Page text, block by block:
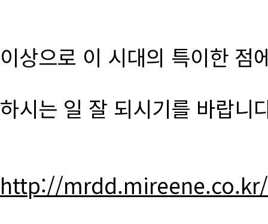
이상으로 이 시대의 특이한 점
하시는 일 잘 되시기를 바랍니
http://